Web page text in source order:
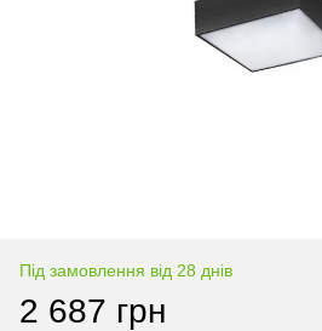
Під замовлення від 28 днів
2 687 грн